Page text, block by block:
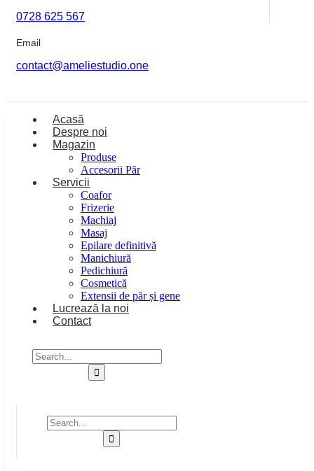
0728 625 567
Email
contact@ameliestudio.one
Acasă
Despre noi
Magazin
Produse
Accesorii Păr
Servicii
Coafor
Frizerie
Machiaj
Masaj
Epilare definitivă
Manichiură
Pedichiură
Cosmetică
Extensii de păr și gene
Lucrează la noi
Contact